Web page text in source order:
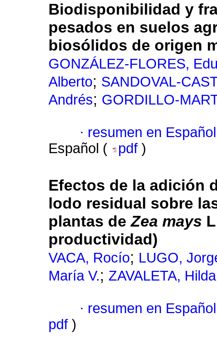
Biodisponibilidad y
pesados en suelos
biosólidos de origen
GONZÁLEZ-FLORES,
Alberto; SANDOVAL-
Andrés; GORDILLO-
· resumen en Español
Español (
pdf )
Efectos de la adición
lodo residual sobre
plantas deZea mays
productividad)
VACA, Rocío; LUGO,
María V.; ZAVALETA, Hilda
· resumen en Español
pdf )